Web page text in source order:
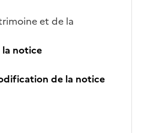
et de la
notice
de la notice